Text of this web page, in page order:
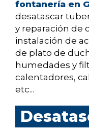
fontanería en
desatascar
y reparación de
instalación de
de plato de
humedades y
calentadores,
etc...